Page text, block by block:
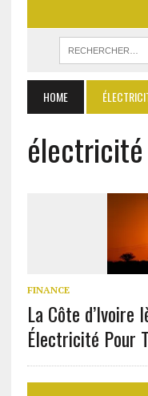
HOME
FINANCE
La Côte d’Ivoire
Électricité Pour